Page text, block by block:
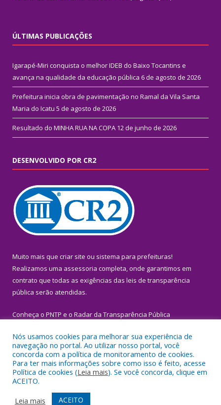
ÚLTIMAS PUBLICAÇÕES
Igarapé-Miri conquista o melhor IDEB do Baixo Tocantins e
avança na qualidade da educação pública 6 de agosto de 2026
Prefeitura inicia obra de pavimentação no Ramal da Vila Santa
Maria do Icatu 5 de agosto de 2026
Resultado do MINHA RUA NA COPA 12 de junho de 2026
DESENVOLVIDO POR CR2
Muito mais que criar site ou sistema para prefeituras!
Realizamos uma assessoria completa, onde garantimos em
contrato que todas as exigências das leis de transparência
pública serão atendidas.
Conheça o PNTP e o Radar da Transparência Pública
Todos os direitos reservados a Prefeitura Municipal de Igarapé-
Miri.
Mapa do Site
Acessar Área Administrativa
Nós usamos cookies para melhorar sua experiência de
navegação no portal. Ao utilizar nosso portal, você
concorda com a política de monitoramento de cookies.
Para ter mais informações sobre como isso é feito, acesse
Política de cookies (Leia mais). Se você concorda, clique em
ACEITO.
Leia mais
ACEITO